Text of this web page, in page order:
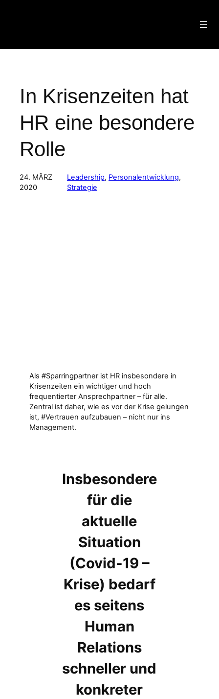
In Krisenzeiten hat
HR eine besondere
Rolle
24. MÄRZ
2020
Leadership, Personalentwicklung
Strategie
Als #Sparringpartner ist HR insbesondere in
Krisenzeiten ein wichtiger und hoch
frequentierter Ansprechpartner – für alle.
Zentral ist daher, wie es vor der Krise gelungen
ist, #Vertrauen aufzubauen – nicht nur ins
Management.
Insbesondere
für die
aktuelle
Situation
(Covid-19 –
Krise) bedarf
es seitens
Human
Relations
schneller und
konkreter